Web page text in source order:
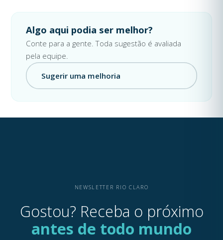
Algo aqui podia ser melhor?
Conte para a gente. Toda sugestão é avaliada
pela equipe.
Sugerir uma melhoria
NEWSLETTER RIO CLARO
Gostou? Receba o próximo
antes de todo mundo